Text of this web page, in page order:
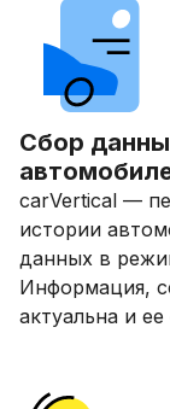
Сбор
carVertical —
истории
данных в
Информация,
актуальна и